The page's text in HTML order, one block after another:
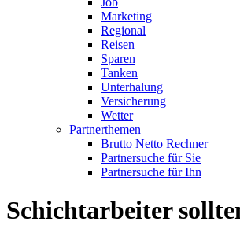
Marketing
Regional
Reisen
Sparen
Tanken
Unterhalung
Versicherung
Wetter
Partnerthemen
Brutto Netto Rechner
Partnersuche für Sie
Partnersuche für Ihn
Schichtarbeiter